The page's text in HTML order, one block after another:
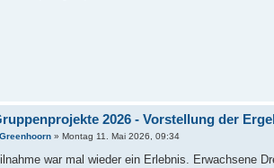
2026 - Vorstellung der
Greenhoorn» Montag 11. Mai 2026, 09:34
war mal wieder ein Erlebnis. Erwachsene